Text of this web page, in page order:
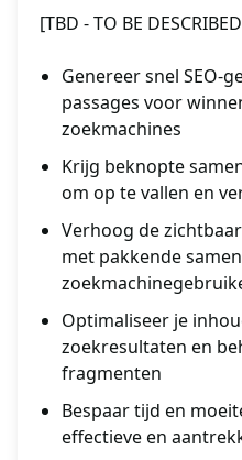
[TBD - TO BE
Genereer snel SEO-
passages voor
zoekmachines
Krijg beknopte
om op te vallen en
Verhoog de
met pakkende
Optimaliseer je
zoekresultaten en
fragmenten
Bespaar tijd en
effectieve en